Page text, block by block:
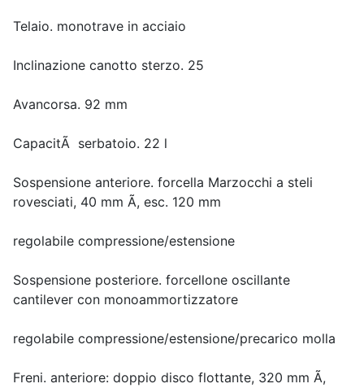
Telaio. monotrave in acciaio
Inclinazione canotto sterzo. 25
Avancorsa. 92 mm
CapacitÃ serbatoio. 22 l
Sospensione anteriore. forcella Marzocchi a steli
rovesciati, 40 mm Ã, esc. 120 mm
regolabile compressione/estensione
Sospensione posteriore. forcellone oscillante
cantilever con monoammortizzatore
regolabile compressione/estensione/precarico molla
Freni. anteriore: doppio disco flottante, 320 mm Ã,